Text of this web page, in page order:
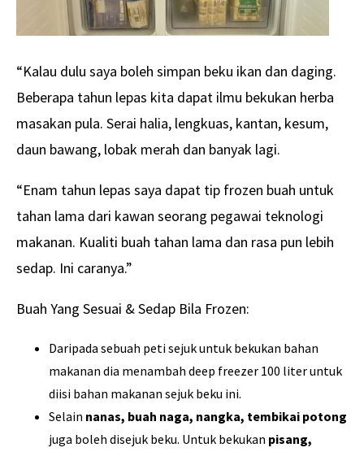
“Kalau dulu saya boleh simpan beku ikan dan daging.
Beberapa tahun lepas kita dapat ilmu bekukan herba
masakan pula. Serai halia, lengkuas, kantan, kesum,
daun bawang, lobak merah dan banyak lagi.
“Enam tahun lepas saya dapat tip frozen buah untuk
tahan lama dari kawan seorang pegawai teknologi
makanan. Kualiti buah tahan lama dan rasa pun lebih
sedap. Ini caranya.”
Buah Yang Sesuai & Sedap Bila Frozen:
Daripada sebuah peti sejuk untuk bekukan bahan
makanan dia menambah deep freezer 100 liter untuk
diisi bahan makanan sejuk beku ini.
Selain nanas, buah naga, nangka, tembikai potong
juga boleh disejuk beku. Untuk bekukan pisang,